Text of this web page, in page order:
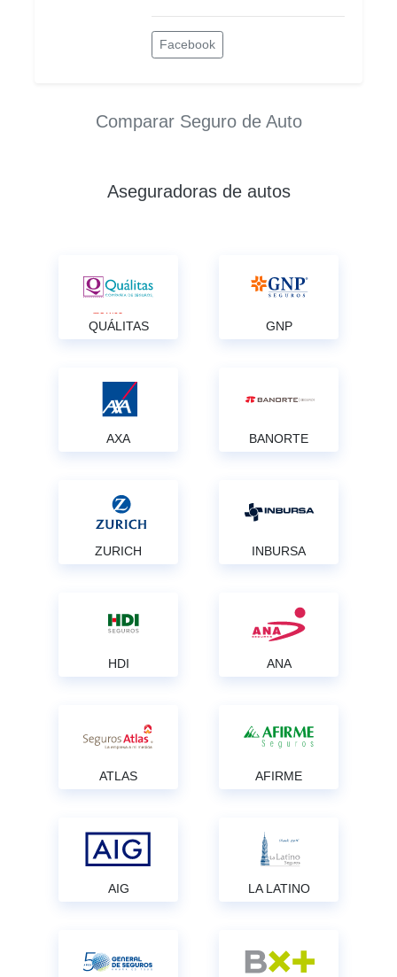
Facebook
Comparar Seguro de Auto
Aseguradoras de autos
QUÁLITAS GNP
AXA BANORTE
ZURICH INBURSA
HDI ANA
ATLAS AFIRME
AIG LA LATINO